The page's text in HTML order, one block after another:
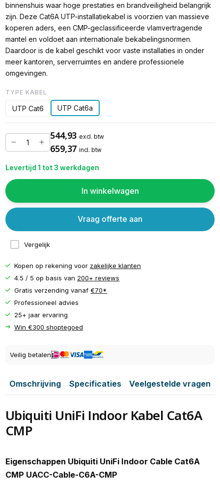
binnenshuis waar hoge prestaties en brandveiligheid belangrijk
zijn. Deze Cat6A UTP-installatiekabel is voorzien van massieve
koperen aders, een CMP-geclassificeerde vlamvertragende
mantel en voldoet aan internationale bekabelingsnormen.
Daardoor is de kabel geschikt voor vaste installaties in onder
meer kantoren, serverruimtes en andere professionele
omgevingen.
TYPE KABEL
UTP Cat6 UTP Cat6a
544,93 excl. btw
659,37 incl. btw
Levertijd 1 tot 3 werkdagen
In winkelwagen
Vergelijk
Vraag offerte aan
Kopen op rekening voor zakelijke klanten
4.5 / 5 op basis van 200+ reviews
Gratis verzending vanaf€70*
Professioneel advies
25+ jaar ervaring
Win €300 shoptegoed
Veilig betalen
Omschrijving Specificaties Veelgestelde vragen
Ubiquiti UniFi Indoor Kabel Cat6A
CMP
Eigenschappen Ubiquiti UniFi Indoor Cable Cat6A
CMP UACC-Cable-C6A-CMP